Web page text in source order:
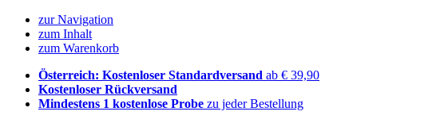
zur Navigation
zum Inhalt
zum Warenkorb
Österreich: Kostenloser Standardversand ab € 39,90
Kostenloser Rückversand
Mindestens 1 kostenlose Probe zu jeder Bestellung